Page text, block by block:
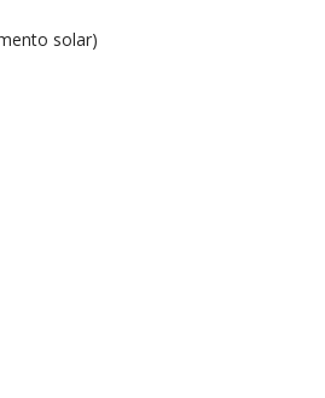
solar)